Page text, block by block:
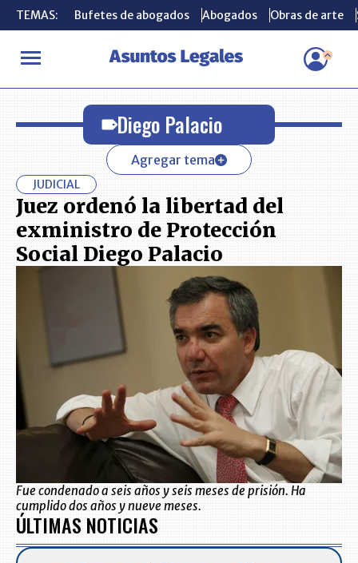
TEMAS: Bufetes de abogados Abogados Obras de arte
INICIO Diego Palacio
TEMAS: Bufetes de abogados Abogados Obras de arte
Diego Palacio
Agregar tema
JUDICIAL
Juez ordenó la libertad del
exministro de Protección
Social Diego Palacio
Fue condenado a seis años y seis meses de prisión. Ha
cumplido dos años y nueve meses.
ÚLTIMAS NOTICIAS